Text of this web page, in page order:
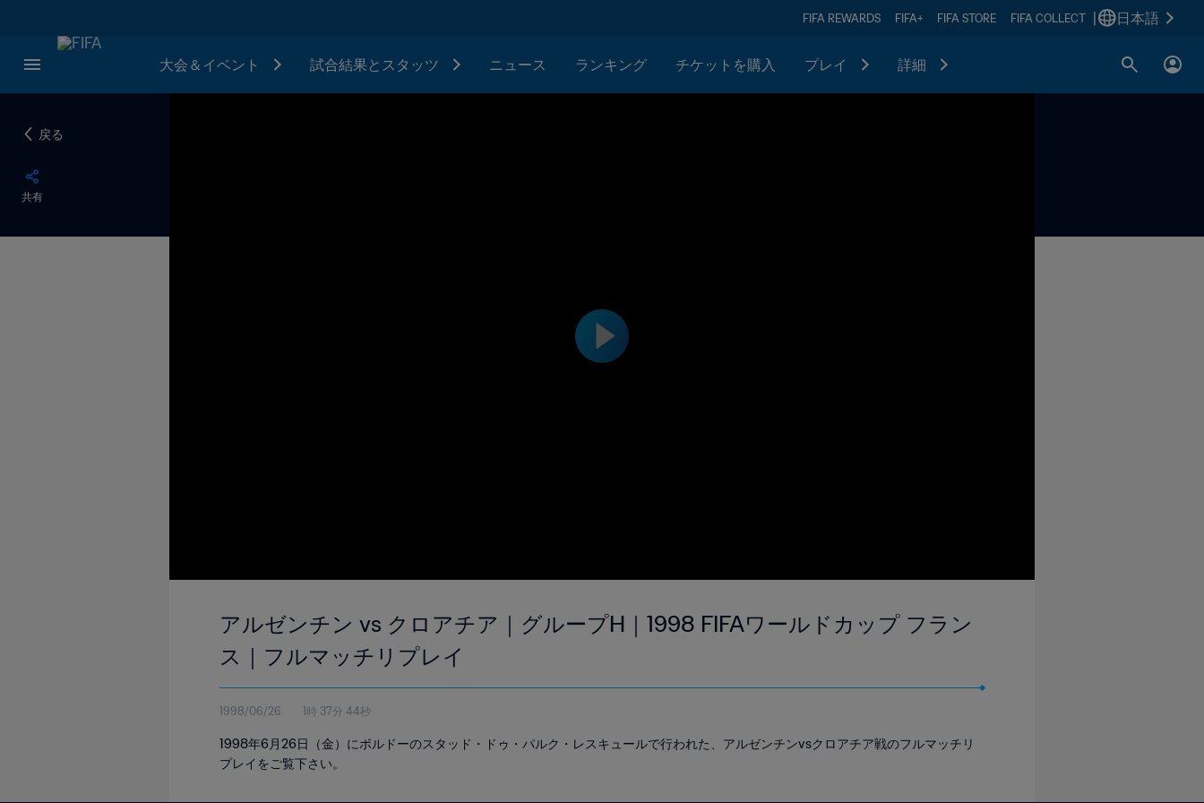
FIFA REWARDS FIFA+ FIFA STORE FIFA COLLECT 日本語
大会＆イベント 試合結果とスタッツ ニュース ランキング チケットを購入 プレイ 詳細
戻る
共有
アルゼンチン vs クロアチア｜グループH｜1998 FIFAワールドカップ フラン
ス｜フルマッチリプレイ
1998/06/26 1時 37分 44秒
1998年6月26日（金）にボルドーのスタッド・ドゥ・パルク・レスキュールで行われた、アルゼンチンvsクロアチア戦のフルマッチリ
プレイをご覧下さい。